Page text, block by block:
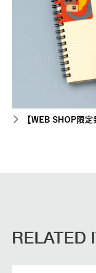
【WEB SHOP限
RELATED